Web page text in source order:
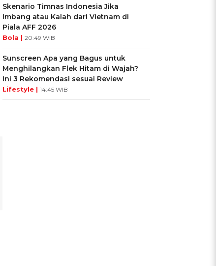
Skenario Timnas Indonesia Jika
Imbang atau Kalah dari Vietnam di
Piala AFF 2026
Bola | 20:49 WIB
Sunscreen Apa yang Bagus untuk
Menghilangkan Flek Hitam di Wajah?
Ini 3 Rekomendasi sesuai Review
Lifestyle | 14:45 WIB